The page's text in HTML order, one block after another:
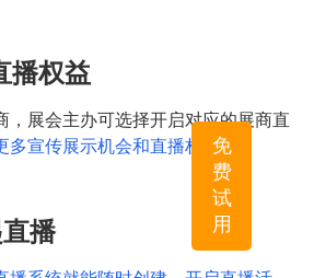
免
费
试
用
播权益
，展会主办可选择开启对应的展商直
多宣传展示机会和直播权益。
播